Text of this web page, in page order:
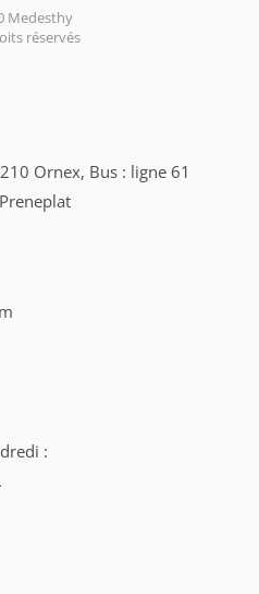
Medesthy
réservés
Ornex, Bus : ligne 61
: